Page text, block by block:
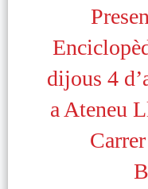
dijous 4
a Ateneu